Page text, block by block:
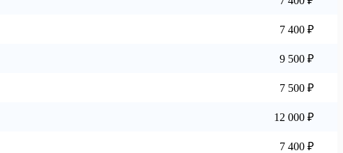
7 400 ₽
9 500 ₽
7 500 ₽
12 000 ₽
7 400 ₽